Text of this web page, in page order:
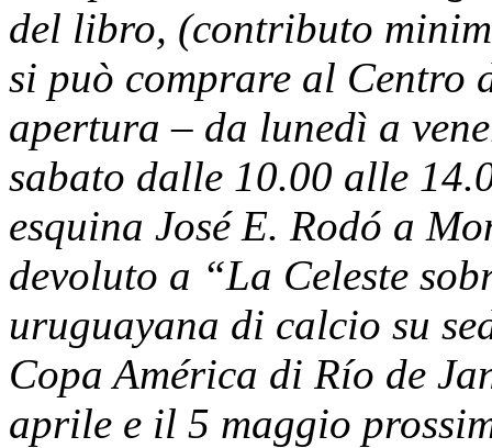
del libro, (contributo
si può comprare al
apertura – da lunedì a
sabato dalle 10.00 alle
esquina José E. Rodó a
devoluto a “La Celeste
uruguayana di calcio su
Copa América di Río de
aprile e il 5 maggio